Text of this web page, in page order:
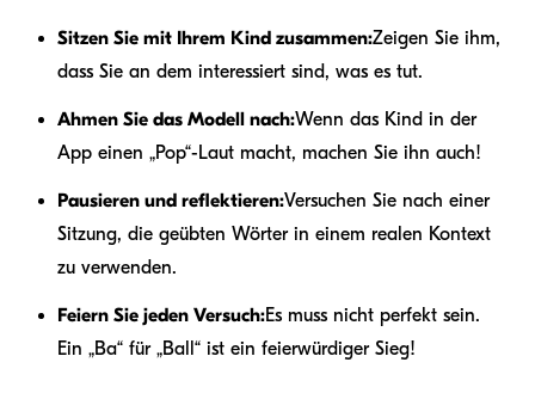
Sitzen Sie mit Ihrem Kind zusammen:Zeigen Sie ihm,
dass Sie an dem interessiert sind, was es tut.
Ahmen Sie das Modell nach:Wenn das Kind in der
App einen „Pop“-Laut macht, machen Sie ihn auch!
Pausieren und reflektieren:Versuchen Sie nach einer
Sitzung, die geübten Wörter in einem realen Kontext
zu verwenden.
Feiern Sie jeden Versuch:Es muss nicht perfekt sein.
Ein „Ba“ für „Ball“ ist ein feierwürdiger Sieg!